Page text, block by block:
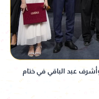
عبد الباقي في ختام